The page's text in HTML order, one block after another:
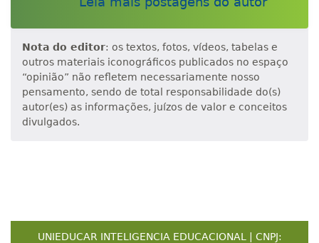
Nota do editor: os textos, fotos, vídeos, tabelas e
outros materiais iconográficos publicados no espaço
“opinião” não refletem necessariamente nosso
pensamento, sendo de total responsabilidade do(s)
autor(es) as informações, juízos de valor e conceitos
divulgados.
UNIEDUCAR INTELIGENCIA EDUCACIONAL | CNPJ: